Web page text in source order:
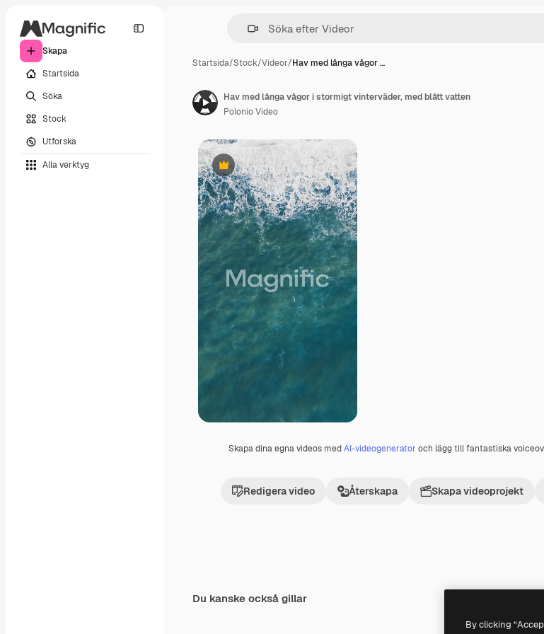
Skapa
Startsida
Söka
Stock
Utforska
Alla verktyg
Startsida/Stock/Videor/Hav med långa vågor …
Premie
Skapa dina egna videos medAI-videogenerator och lägg till fantastiska
Redigera video Återskapa Skapa videoprojekt
Hav med långa vågor i stormigt vinterväder, med blått vatten
Polonio Video
Du kanske också gillar
By clicking